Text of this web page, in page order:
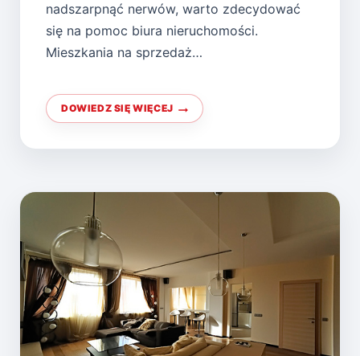
nadszarpnąć nerwów, warto zdecydować
się na pomoc biura nieruchomości.
Mieszkania na sprzedaż…
DOWIEDZ SIĘ WIĘCEJ
POSZUKUJESZ
MIESZKANIA?
NIERUCHOMOŚCI